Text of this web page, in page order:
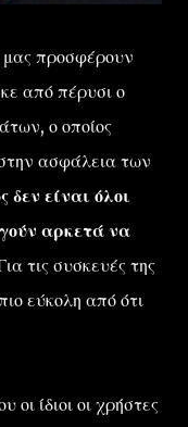
προσφέρουν
από πέρυσι ο
ο οποίος
ασφάλεια των
δεν είναι όλοι
αρκετά να
τις συσκευές της
εύκολη από ότι
οι ίδιοι οι χρήστες